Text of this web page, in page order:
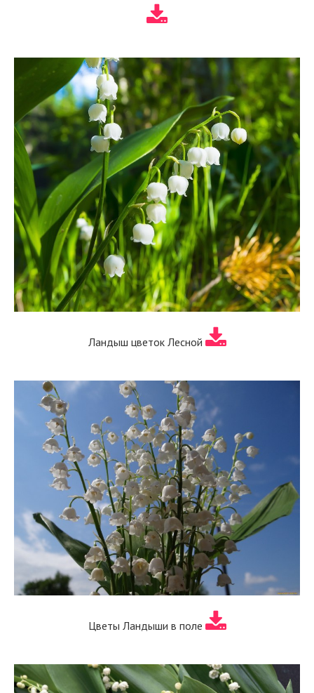
Ландыш цветок Лесной
Цветы Ландыши в поле